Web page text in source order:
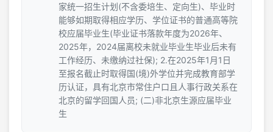
家统一招生计划(不含委培生、定向生)、毕业时
能够如期取得相应学历、学位证书的普通高等院
校应届毕业生(毕业证书落款年度为2026年、
2025年，2024届离校未就业毕业生毕业后未有
工作经历、未缴纳过社保); 2.在2025年1月1日
至报名截止时取得国(境)外学位并完成教育部学
历认证，具有北京市常住户口且人事行政关系在
北京的留学回国人员; (二)非北京生源应届毕业
生